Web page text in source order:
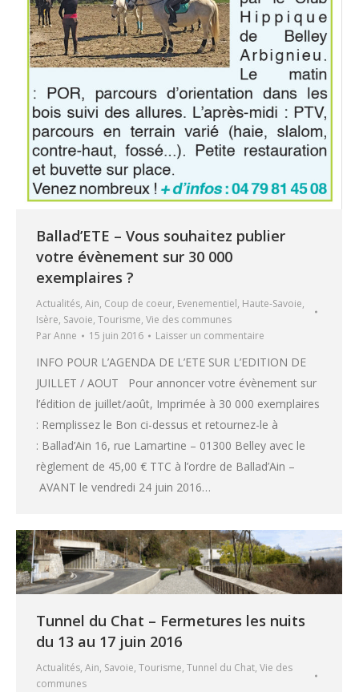
Ballad’ETE – Vous souhaitez publier
votre évènement sur 30 000
exemplaires ?
Actualités, Ain, Coup de coeur, Evenementiel, Haute-Savoie,
Isère, Savoie, Tourisme, Vie des communes
ParAnne 15 juin 2016 Laisser un commentaire
INFO POUR L’AGENDA DE L’ETE SUR L’EDITION DE
JUILLET / AOUT Pour annoncer votre évènement sur
l’édition de juillet/août, Imprimée à 30 000 exemplaires
: Remplissez le Bon ci-dessus et retournez-le à
: Ballad’Ain 16, rue Lamartine – 01300 Belley avec le
règlement de 45,00 € TTC à l’ordre de Ballad’Ain –
AVANT le vendredi 24 juin 2016…
Tunnel du Chat – Fermetures les nuits
du 13 au 17 juin 2016
Actualités, Ain, Savoie, Tourisme, Tunnel du Chat, Vie des
communes